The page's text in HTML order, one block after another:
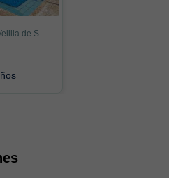
Dúplex en Avenida Ilustración, Velilla de San Antonio